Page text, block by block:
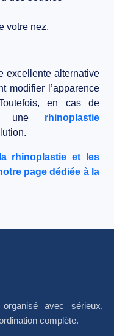
votre nez.
excellente alternative
modifier l’apparence
en cas de
une rhinoplastie
rhinoplastie et les
page dédiée à la
avec sérieux,
complète.